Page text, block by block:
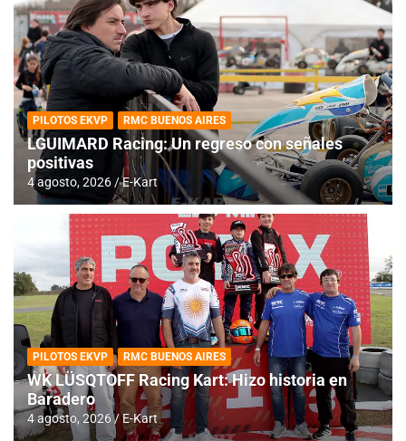
PILOTOS EKVP RMC BUENOS AIRES
LGUIMARD Racing: Un regreso con señales
positivas
4 agosto, 2026 E-Kart
PILOTOS EKVP RMC BUENOS AIRES
WK LÜSQTOFF Racing Kart: Hizo historia en
Baradero
4 agosto, 2026 E-Kart